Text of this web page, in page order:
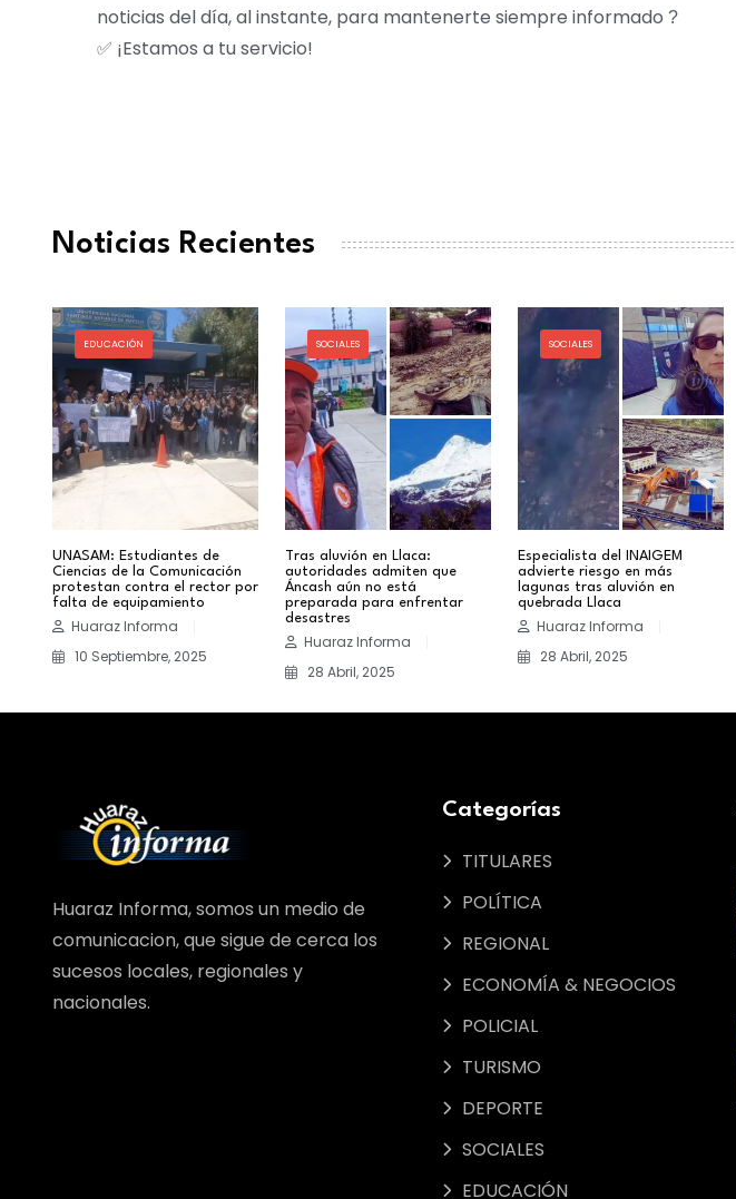
noticias del día, al instante, para mantenerte siempre informado ?
✅ ¡Estamos a tu servicio!
Noticias Recientes
EDUCACIÓN
UNASAM: Estudiantes de
Ciencias de la Comunicación
protestan contra el rector por
falta de equipamiento
Huaraz Informa
10 Septiembre, 2025
SOCIALES
Tras aluvión en Llaca:
autoridades admiten que
Áncash aún no está
preparada para enfrentar
desastres
Huaraz Informa
28 Abril, 2025
SOCIALES
Especialista del INAIGEM
advierte riesgo en más
lagunas tras aluvión en
quebrada Llaca
Huaraz Informa
28 Abril, 2025
Huaraz Informa, somos un medio de
comunicacion, que sigue de cerca los
sucesos locales, regionales y
nacionales.
Categorías
TITULARES
POLÍTICA
REGIONAL
ECONOMÍA & NEGOCIOS
POLICIAL
TURISMO
DEPORTE
SOCIALES
EDUCACIÓN